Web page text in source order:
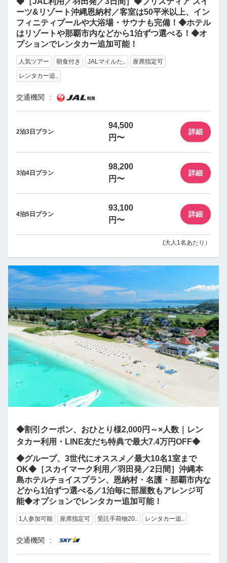
ーツ&リゾート沖縄恩納村／客室は50平米以上、イン
フィニティプールや大浴場・サウナも完備！◆ホテル
はリゾートや那覇市内などから1泊ずつ選べる！◆オ
プションでレンタカー追加可能！
人気ツアー 朝食付き JALマイルた..
座席指定可
レンタカー追..
交通機関
2泊3日プラン
94,500
円〜
詳細
3泊4日プラン
98,200
円〜
詳細
4泊5日プラン
93,100
円〜
詳細
(大人1名あたり）
◆割引クーポン、おひとり様2,000円～×人数｜レン
タカー利用・LINE友だち特典で最大7.4万円OFF◆
◆グループ、3世代にオススメ／最大10名1室まで
OK◆［スカイマーク利用／羽田発／2日間］沖縄本
島ホテルチョイスプラン、恩納村・名護・那覇市内な
どから1泊ずつ選べる／1泊毎に部屋数もアレンジ可
能◆オプションでレンタカー追加可能！
1人参加可能 座席指定可 受託手荷物20.. レンタカー追..
交通機関